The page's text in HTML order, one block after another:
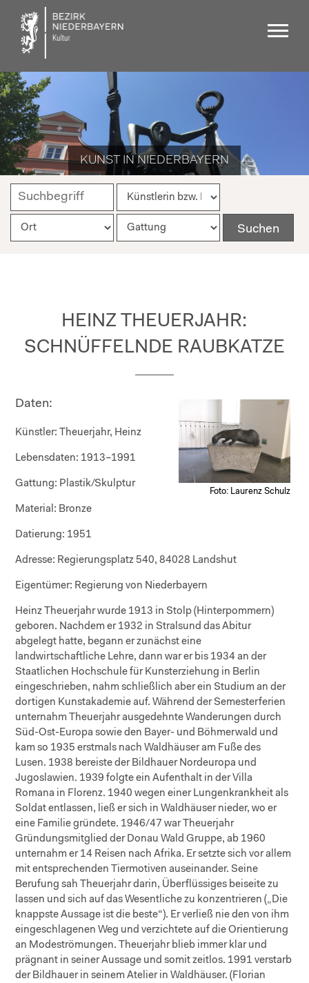
KUNST IN NIEDERBAYERN
HEINZ THEUERJAHR:
SCHNÜFFELNDE RAUBKATZE
Foto: Laurenz Schulz
Daten:
Künstler: Theuerjahr, Heinz
Lebensdaten: 1913–1991
Gattung: Plastik/Skulptur
Material: Bronze
Datierung: 1951
Adresse: Regierungsplatz 540, 84028 Landshut
Eigentümer: Regierung von Niederbayern
Heinz Theuerjahr wurde 1913 in Stolp (Hinterpommern)
geboren. Nachdem er 1932 in Stralsund das Abitur
abgelegt hatte, begann er zunächst eine
landwirtschaftliche Lehre, dann war er bis 1934 an der
Staatlichen Hochschule für Kunsterziehung in Berlin
eingeschrieben, nahm schließlich aber ein Studium an der
dortigen Kunstakademie auf. Während der Semesterferien
unternahm Theuerjahr ausgedehnte Wanderungen durch
Süd-Ost-Europa sowie den Bayer- und Böhmerwald und
kam so 1935 erstmals nach Waldhäuser am Fuße des
Lusen. 1938 bereiste der Bildhauer Nordeuropa und
Jugoslawien. 1939 folgte ein Aufenthalt in der Villa
Romana in Florenz. 1940 wegen einer Lungenkrankheit als
Soldat entlassen, ließ er sich in Waldhäuser nieder, wo er
eine Familie gründete. 1946/47 war Theuerjahr
Gründungsmitglied der Donau Wald Gruppe, ab 1960
unternahm er 14 Reisen nach Afrika. Er setzte sich vor allem
mit entsprechenden Tiermotiven auseinander. Seine
Berufung sah Theuerjahr darin, Überflüssiges beiseite zu
lassen und sich auf das Wesentliche zu konzentrieren („Die
knappste Aussage ist die beste“). Er verließ nie den von ihm
eingeschlagenen Weg und verzichtete auf die Orientierung
an Modeströmungen. Theuerjahr blieb immer klar und
prägnant in seiner Aussage und somit zeitlos. 1991 verstarb
der Bildhauer in seinem Atelier in Waldhäuser. (Florian